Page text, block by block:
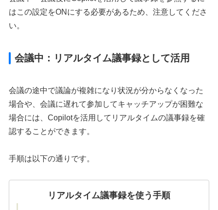
はこの設定をONにする必要があるため、注意してくださ
い。
会議中：リアルタイム議事録として活用
会議の途中で議論が複雑になり状況が分からなくなった
場合や、会議に遅れて参加してキャッチアップが困難な
場合には、Copilotを活用してリアルタイムの議事録を確
認することができます。
手順は以下の通りです。
リアルタイム議事録を使う手順